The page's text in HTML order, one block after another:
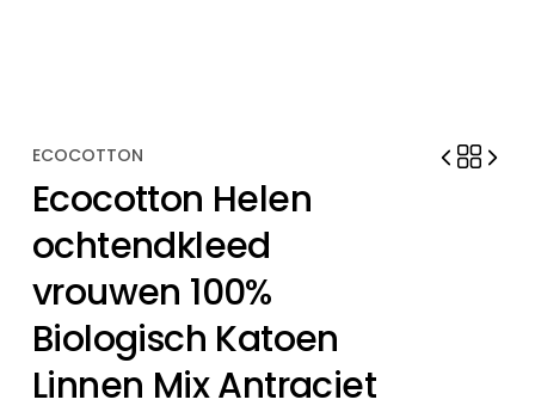
ECOCOTTON
Ecocotton Helen
ochtendkleed
vrouwen 100%
Biologisch Katoen
Linnen Mix Antraciet